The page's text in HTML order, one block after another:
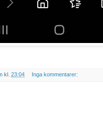
kl. 23:04 Inga kommentarer: